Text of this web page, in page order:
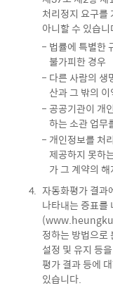
처리정지 요구를
아니할 수 있습니
법률에 특별한
불가피한 경우
다른 사람의 생
산과 그 밖의
공공기관이 개
하는 소관 업무
개인정보를 처
제공하지 못하
가 그 계약의
자동화평가 결과
나타내는 증표를
정하는 방법으로
설정 및 유지 등
평가 결과 등에
있습니다.